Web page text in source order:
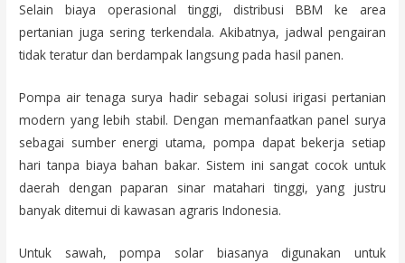
Selain biaya operasional tinggi, distribusi BBM ke area
pertanian juga sering terkendala. Akibatnya, jadwal pengairan
tidak teratur dan berdampak langsung pada hasil panen.
Pompa air tenaga surya hadir sebagai solusi irigasi pertanian
modern yang lebih stabil. Dengan memanfaatkan panel surya
sebagai sumber energi utama, pompa dapat bekerja setiap
hari tanpa biaya bahan bakar. Sistem ini sangat cocok untuk
daerah dengan paparan sinar matahari tinggi, yang justru
banyak ditemui di kawasan agraris Indonesia.
Untuk sawah, pompa solar biasanya digunakan untuk